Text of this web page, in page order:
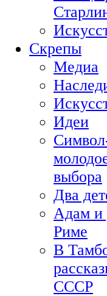
Скрепы
Медиа
Идеи
выбора
Два
Адам и
Риме
В
СССР